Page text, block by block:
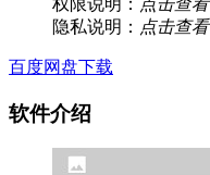
隐私说明： 点击查看
百度网盘下载
软件介绍